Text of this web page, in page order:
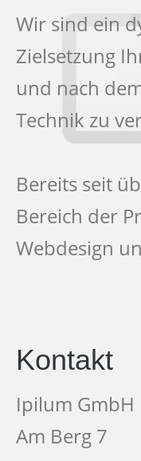
Wir sind ein
Zielsetzung
und nach
Technik zu
Bereits seit
Bereich der
Webdesign
Kontakt
Ipilum GmbH
Am Berg 7